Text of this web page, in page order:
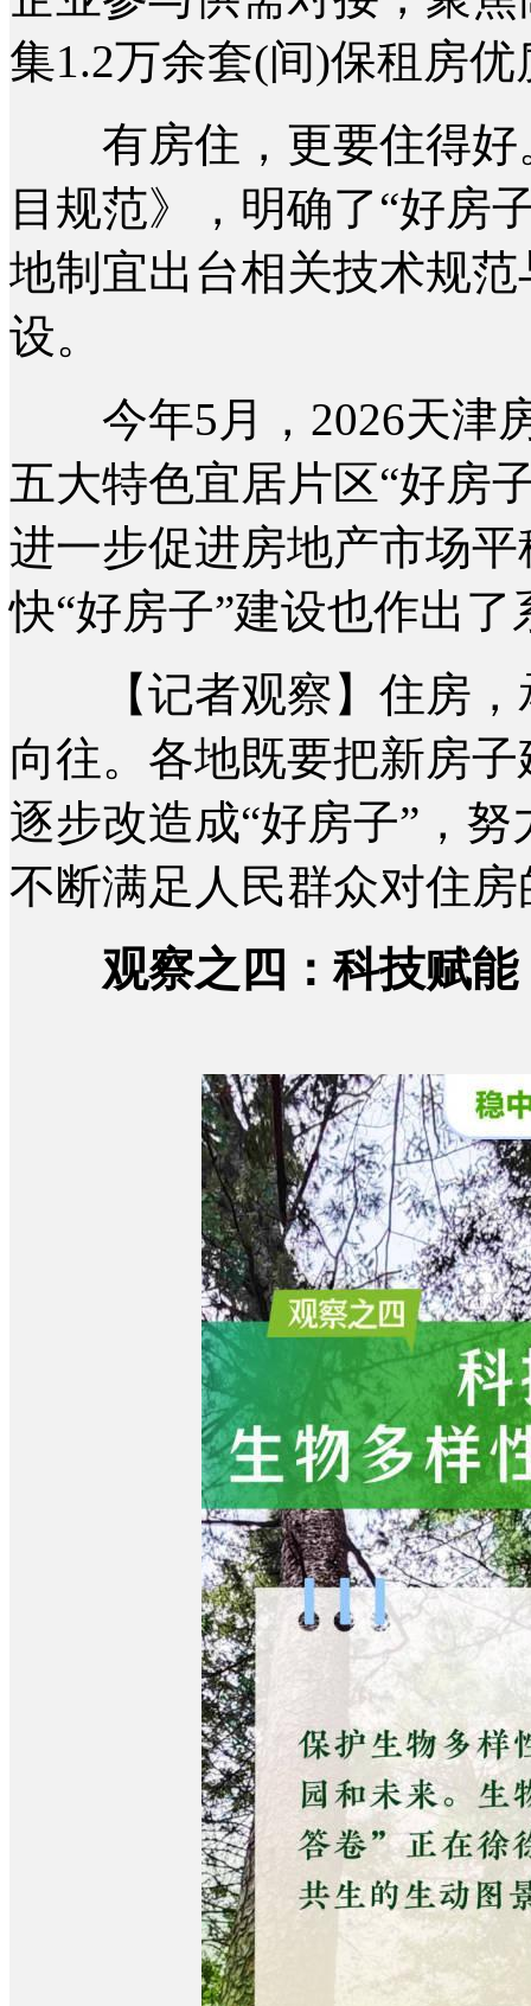
集1.2万余套(间)保租房优
有房住，更要住得好
目规范》，明确了“好房
地制宜出台相关技术规
设。
今年5月，2026天津房
五大特色宜居片区“好房
进一步促进房地产市场
快“好房子”建设也作出
【记者观察】住房，
向往。各地既要把新房
逐步改造成“好房子”，
不断满足人民群众对住
观察之四：科技赋